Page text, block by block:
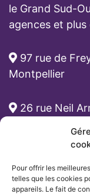
Pour offrir les
telles que les cookies
appareils. Le fait de
le Grand Sud-
agences et
97 rue de
Montpellier
26 rue Neil
cabinet-
05 33 89 39